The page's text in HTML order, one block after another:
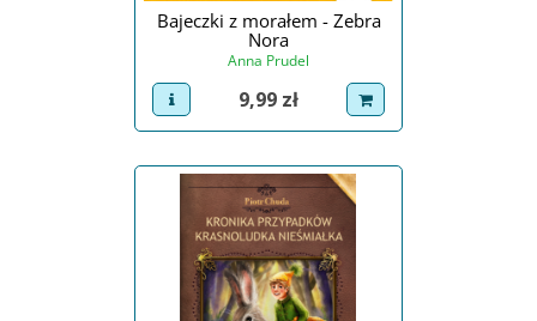
Bajeczki z morałem - Zebra
Nora
Anna Prudel
view product
Cena
9,99 zł dodaj do koszyka